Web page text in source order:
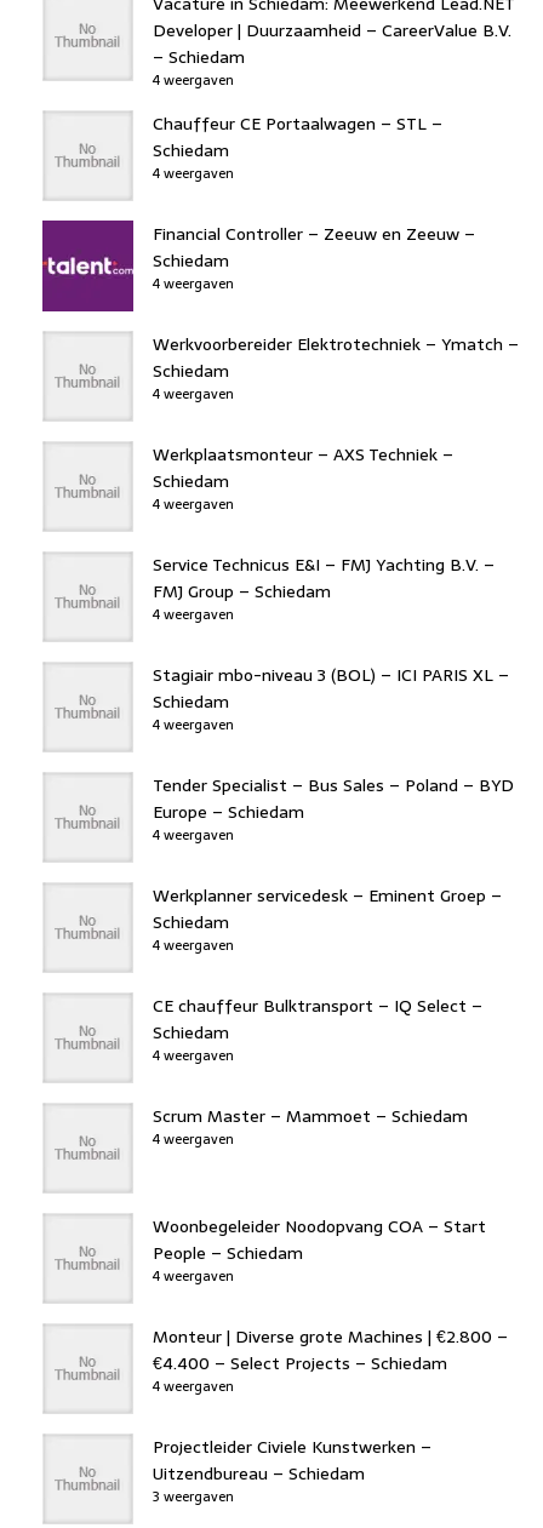
Developer | Duurzaamheid – CareerValue B.V.
– Schiedam
4 weergaven
Chauffeur CE Portaalwagen – STL –
Schiedam
4 weergaven
Financial Controller – Zeeuw en Zeeuw –
Schiedam
4 weergaven
Werkvoorbereider Elektrotechniek – Ymatch –
Schiedam
4 weergaven
Werkplaatsmonteur – AXS Techniek –
Schiedam
4 weergaven
Service Technicus E&I – FMJ Yachting B.V. –
FMJ Group – Schiedam
4 weergaven
Stagiair mbo-niveau 3 (BOL) – ICI PARIS XL –
Schiedam
4 weergaven
Tender Specialist – Bus Sales – Poland – BYD
Europe – Schiedam
4 weergaven
Werkplanner servicedesk – Eminent Groep –
Schiedam
4 weergaven
CE chauffeur Bulktransport – IQ Select –
Schiedam
4 weergaven
Scrum Master – Mammoet – Schiedam
4 weergaven
Woonbegeleider Noodopvang COA – Start
People – Schiedam
4 weergaven
Monteur | Diverse grote Machines | €2.800 –
€4.400 – Select Projects – Schiedam
4 weergaven
Projectleider Civiele Kunstwerken –
Uitzendbureau – Schiedam
3 weergaven